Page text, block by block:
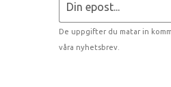
De uppgifter du matar in
våra nyhetsbrev.